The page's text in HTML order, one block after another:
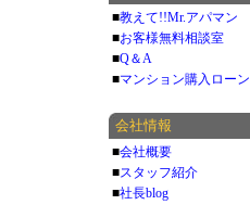
■教えて!!Mr.アパマン
■お客様無料相談室
■Q＆A
■マンション購入ローン
会社情報
■会社概要
■スタッフ紹介
■社長blog